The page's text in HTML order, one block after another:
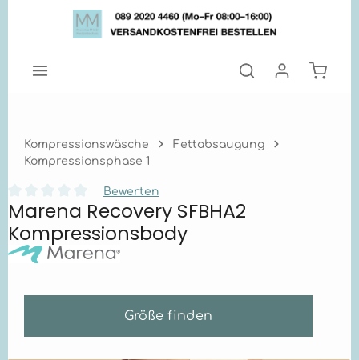
Zum Hauptinhalt springen
Kompressionswäsche
Fettabsaugung
Kompressionsphase 1
Durchschnittliche Bewertung von 0 von 5 Sternen
Bewerten
Marena Recovery SFBHA2
Kompressionsbody
Größe finden